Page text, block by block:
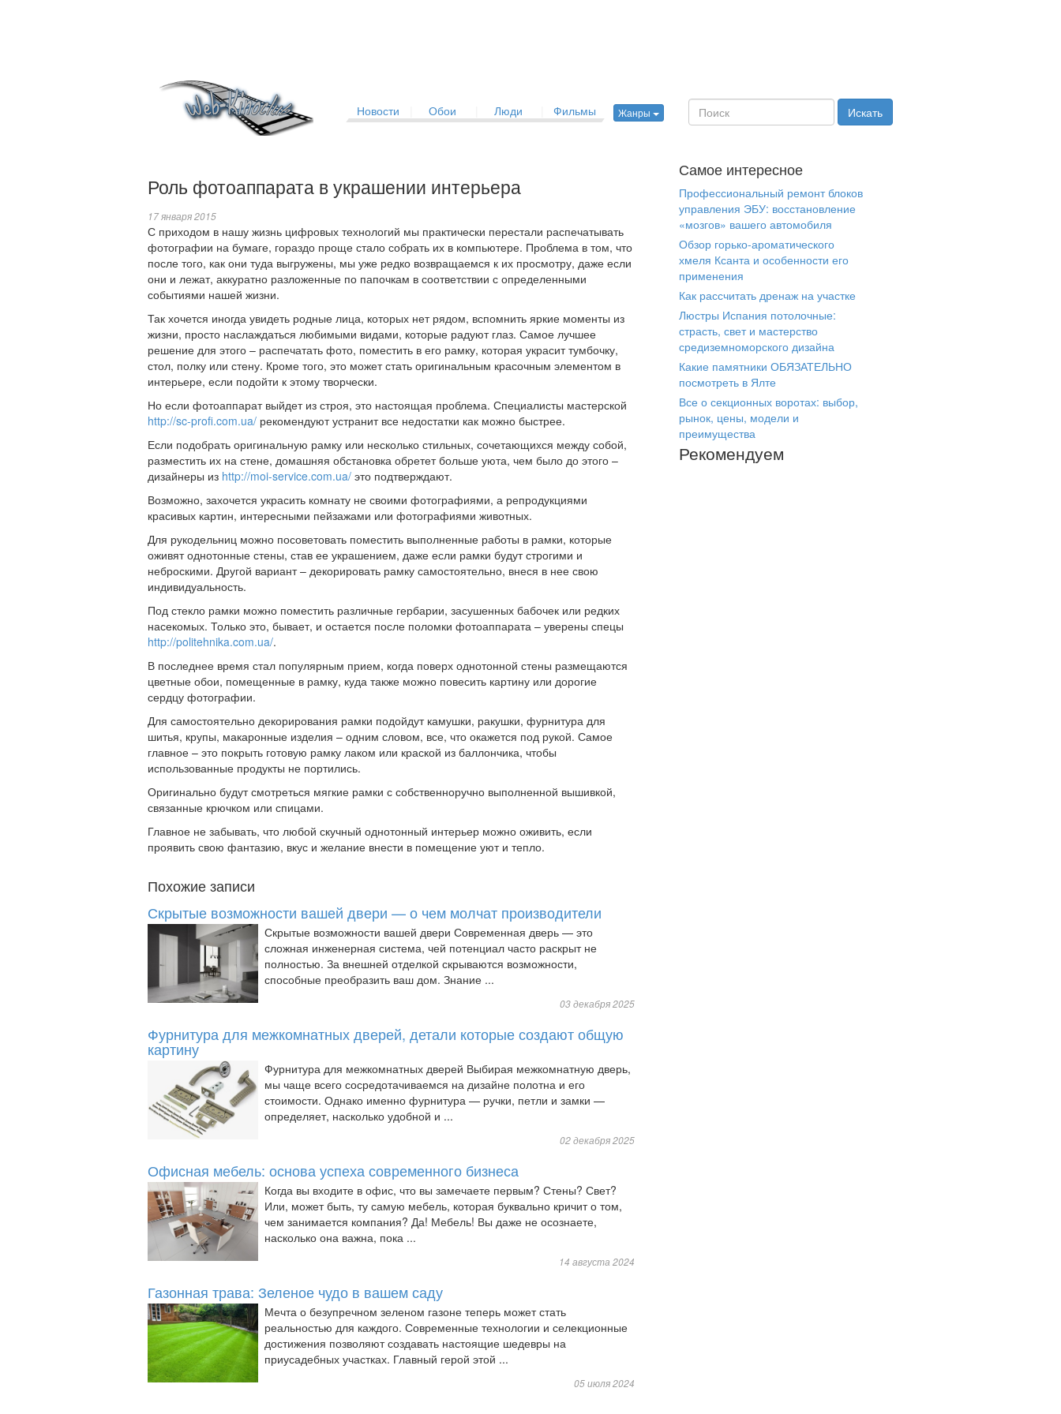
Новости Обои Люди Фильмы Жанры
Роль фотоаппарата в украшении интерьера
17 января 2015
С приходом в нашу жизнь цифровых технологий мы практически перестали распечатывать
фотографии на бумаге, гораздо проще стало собрать их в компьютере. Проблема в том, что
после того, как они туда выгружены, мы уже редко возвращаемся к их просмотру, даже если
они и лежат, аккуратно разложенные по папочкам в соответствии с определенными
событиями нашей жизни.
Так хочется иногда увидеть родные лица, которых нет рядом, вспомнить яркие моменты из
жизни, просто наслаждаться любимыми видами, которые радуют глаз. Самое лучшее
решение для этого – распечатать фото, поместить в его рамку, которая украсит тумбочку,
стол, полку или стену. Кроме того, это может стать оригинальным красочным элементом в
интерьере, если подойти к этому творчески.
Но если фотоаппарат выйдет из строя, это настоящая проблема. Специалисты мастерской
http://sc-profi.com.ua/ рекомендуют устранит все недостатки как можно быстрее.
Если подобрать оригинальную рамку или несколько стильных, сочетающихся между собой,
разместить их на стене, домашняя обстановка обретет больше уюта, чем было до этого –
дизайнеры из http://moi-service.com.ua/ это подтверждают.
Возможно, захочется украсить комнату не своими фотографиями, а репродукциями
красивых картин, интересными пейзажами или фотографиями животных.
Для рукодельниц можно посоветовать поместить выполненные работы в рамки, которые
оживят однотонные стены, став ее украшением, даже если рамки будут строгими и
неброскими. Другой вариант – декорировать рамку самостоятельно, внеся в нее свою
индивидуальность.
Под стекло рамки можно поместить различные гербарии, засушенных бабочек или редких
насекомых. Только это, бывает, и остается после поломки фотоаппарата – уверены спецы
http://politehnika.com.ua/.
В последнее время стал популярным прием, когда поверх однотонной стены размещаются
цветные обои, помещенные в рамку, куда также можно повесить картину или дорогие
сердцу фотографии.
Для самостоятельно декорирования рамки подойдут камушки, ракушки, фурнитура для
шитья, крупы, макаронные изделия – одним словом, все, что окажется под рукой. Самое
главное – это покрыть готовую рамку лаком или краской из баллончика, чтобы
использованные продукты не портились.
Оригинально будут смотреться мягкие рамки с собственноручно выполненной вышивкой,
связанные крючком или спицами.
Главное не забывать, что любой скучный однотонный интерьер можно оживить, если
проявить свою фантазию, вкус и желание внести в помещение уют и тепло.
Похожие записи
Скрытые возможности вашей двери — о чем молчат производители
Скрытые возможности вашей двери Современная дверь — это
сложная инженерная система, чей потенциал часто раскрыт не
полностью. За внешней отделкой скрываются возможности,
способные преобразить ваш дом. Знание ...
03 декабря 2025
Фурнитура для межкомнатных дверей, детали которые создают общую
картину
Фурнитура для межкомнатных дверей Выбирая межкомнатную дверь,
мы чаще всего сосредотачиваемся на дизайне полотна и его
стоимости. Однако именно фурнитура — ручки, петли и замки —
определяет, насколько удобной и ...
02 декабря 2025
Офисная мебель: основа успеха современного бизнеса
Когда вы входите в офис, что вы замечаете первым? Стены? Свет?
Или, может быть, ту самую мебель, которая буквально кричит о том,
чем занимается компания? Да! Мебель! Вы даже не осознаете,
насколько она важна, пока ...
14 августа 2024
Газонная трава: Зеленое чудо в вашем саду
Мечта о безупречном зеленом газоне теперь может стать
реальностью для каждого. Современные технологии и селекционные
достижения позволяют создавать настоящие шедевры на
приусадебных участках. Главный герой этой ...
05 июля 2024
Самое интересное
Профессиональный ремонт блоков
управления ЭБУ: восстановление
«мозгов» вашего автомобиля
Обзор горько-ароматического
хмеля Ксанта и особенности его
применения
Как рассчитать дренаж на участке
Люстры Испания потолочные:
страсть, свет и мастерство
средиземноморского дизайна
Какие памятники ОБЯЗАТЕЛЬНО
посмотреть в Ялте
Все о секционных воротах: выбор,
рынок, цены, модели и
преимущества
Рекомендуем